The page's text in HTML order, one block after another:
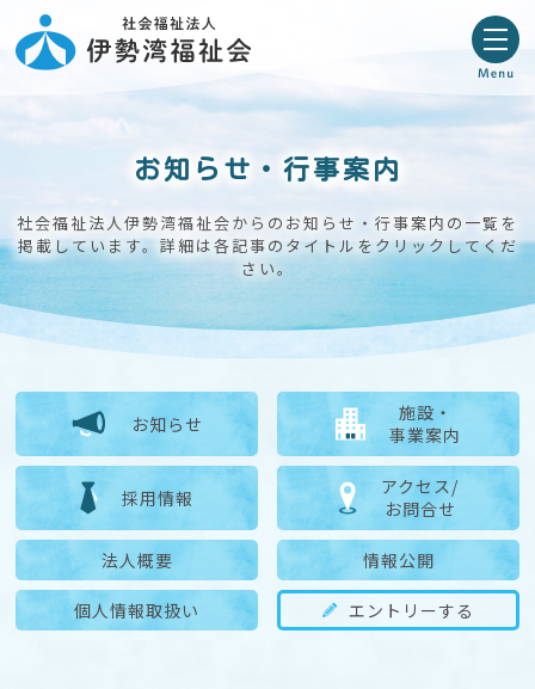
お知らせ・行事案内
社会福祉法人伊勢湾福祉会からのお知らせ・行事案内の一覧を
掲載しています。詳細は各記事のタイトルをクリックしてくだ
さい。
お知らせ
施設・
事業案内
採用情報
アクセス/
お問合せ
法人概要 情報公開
個人情報取扱い エントリーする